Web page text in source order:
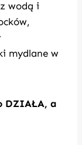
wodą i
mydlane w
DZIAŁA, a